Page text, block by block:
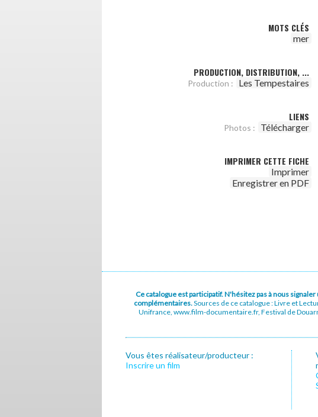
MOTS CLÉS
mer
PRODUCTION, DISTRIBUTION, ...
Production : Les Tempestaires
LIENS
Photos : Télécharger
IMPRIMER CETTE FICHE
Imprimer
Enregistrer en PDF
Ce catalogue est participatif. N'hésitez pas à nous
complémentaires.Sources de ce catalogue : Livre et
Unifrance, www.film-documentaire.fr, Festival de
Vous êtes réalisateur/producteur :
Inscrire un film